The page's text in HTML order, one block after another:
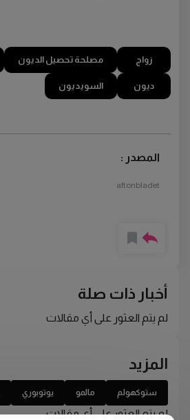
زواج مصلحة تحصيل الديون
ديون السويديون
المصدر :
aftonbladet
أخبار ذات صلة
لم يتم العثور على أي مقالات
المزيد
ستوكهولم مالمو يوتوبوري
لم يتم العثور على أي مقالات